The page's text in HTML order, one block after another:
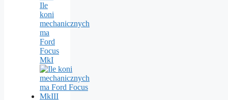
Ile
koni
mechanicznych
ma
Ford
Focus
MkI